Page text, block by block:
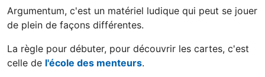
Argumentum, c'est un matériel ludique qui peut se jouer
de plein de façons différentes.
La règle pour débuter, pour découvrir les cartes, c'est
celle de l'école des menteurs.